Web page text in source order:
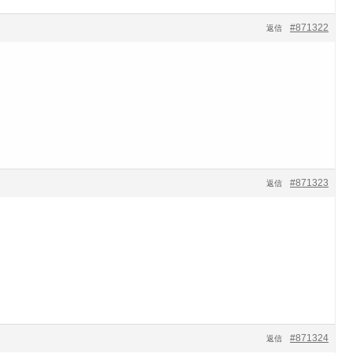
#871322
返信
#871323
返信
#871324
返信